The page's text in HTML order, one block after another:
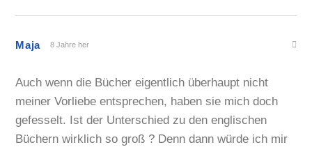
Maja 8 Jahre her
Auch wenn die Bücher eigentlich überhaupt nicht
meiner Vorliebe entsprechen, haben sie mich doch
gefesselt. Ist der Unterschied zu den englischen
Büchern wirklich so groß ? Denn dann würde ich mir